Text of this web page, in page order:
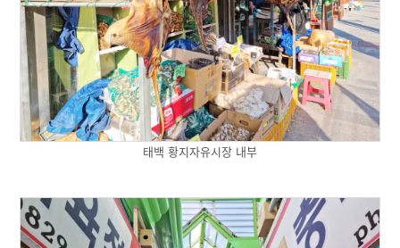
태백 황지자유시장 내부